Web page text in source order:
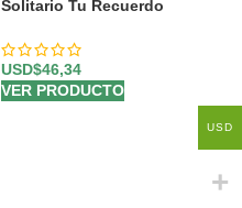
Solitario Tu Recuerdo
USD$46,34
VER PRODUCTO
USD